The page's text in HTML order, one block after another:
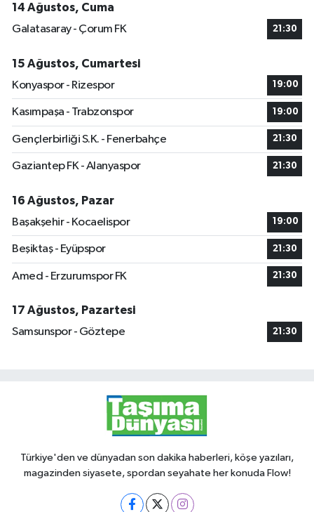
14 Ağustos, Cuma
Galatasaray - Çorum FK
21:30
15 Ağustos, Cumartesi
Konyaspor - Rizespor
19:00
Kasımpaşa - Trabzonspor 19:00
Gençlerbirliği S.K. - Fenerbahçe 21:30
Gaziantep FK - Alanyaspor 21:30
16 Ağustos, Pazar
Başakşehir - Kocaelispor
19:00
Beşiktaş - Eyüpspor 21:30
Amed - Erzurumspor FK 21:30
17 Ağustos, Pazartesi
Samsunspor - Göztepe
21:30
Türkiye'den ve dünyadan son dakika haberleri, köşe yazıları,
magazinden siyasete, spordan seyahate her konuda Flow!